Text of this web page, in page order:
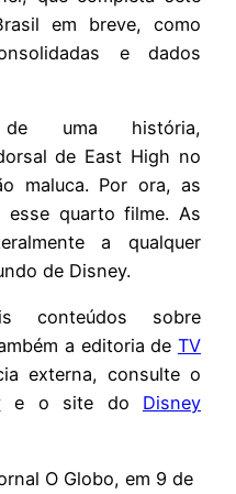
em breve, como
e dados
de uma história,
de East High no
maluca. Por ora, as
esse quarto filme. As
a qualquer
de Disney.
conteúdos sobre
a editoria de TV
externa, consulte o
e o site do Disney
O Globo, em 9 de